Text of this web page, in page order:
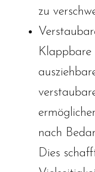
zu
Klappbare
nach
Dies